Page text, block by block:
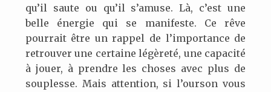
qu’il saute ou qu’il s’amuse. Là, c’est une
belle énergie qui se manifeste. Ce rêve
pourrait être un rappel de l’importance de
retrouver une certaine légèreté, une capacité
à jouer, à prendre les choses avec plus de
souplesse. Mais attention, si l’ourson vous